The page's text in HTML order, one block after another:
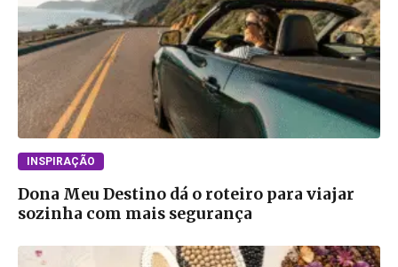
INSPIRAÇÃO
Dona Meu Destino dá o roteiro para viajar
sozinha com mais segurança